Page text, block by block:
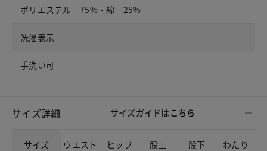
ポリエステル 75%・綿 25%
洗濯表示
手洗い可
サイズ詳細 サイズガイドは こちら
サイズ ウエスト ヒップ 股上 股下 わたり